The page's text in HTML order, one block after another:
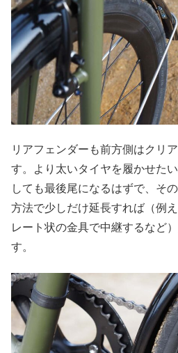
リアフェンダーも前方側はクリ
す。より太いタイヤを履かせた
しても最後尾になるはずで、そ
方法で少しだけ延長すれば（例
レート状の金具で中継するなど
す。